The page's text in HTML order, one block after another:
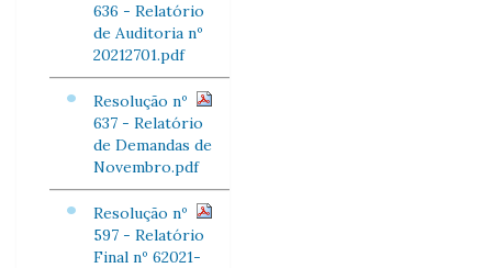
636 - Relatório
de Auditoria nº
20212701.pdf
Resolução nº
637 - Relatório
de Demandas de
Novembro.pdf
Resolução nº
597 - Relatório
Final nº 62021-